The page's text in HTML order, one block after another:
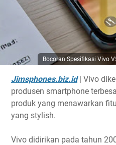
Bocoran Spesifikasi Vivo
Jimsphones.biz.id| Vivo
produsen smartphone
produk yang menawarkan
yang stylish.
Vivo didirikan pada tahun